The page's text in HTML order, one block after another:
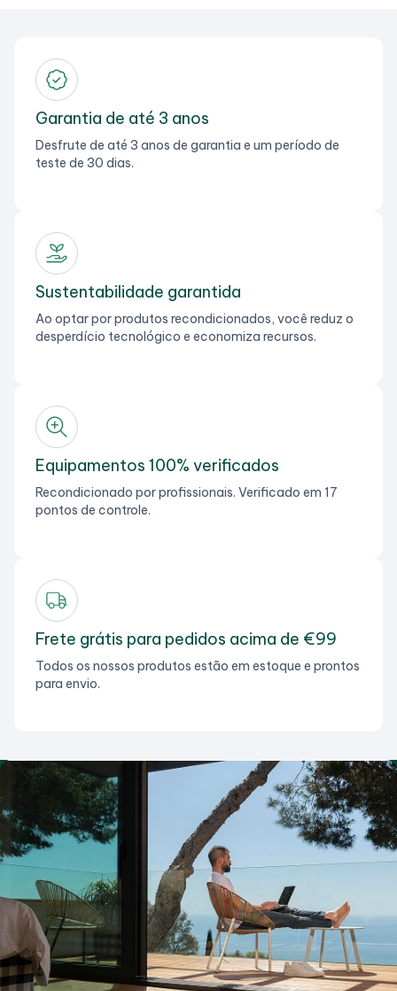
Garantia de até 3 anos
Desfrute de até 3 anos de garantia e um período de
teste de 30 dias.
Sustentabilidade garantida
Ao optar por produtos recondicionados, você reduz o
desperdício tecnológico e economiza recursos.
Equipamentos 100% verificados
Recondicionado por profissionais. Verificado em 17
pontos de controle.
Frete grátis para pedidos acima de €99
Todos os nossos produtos estão em estoque e prontos
para envio.